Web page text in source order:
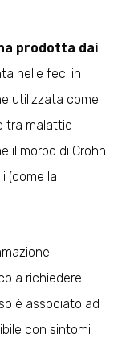
prodotta dai
nelle feci in
utilizzata come
tra malattie
il morbo di Crohn
(come la
a richiedere
è associato ad
con sintomi